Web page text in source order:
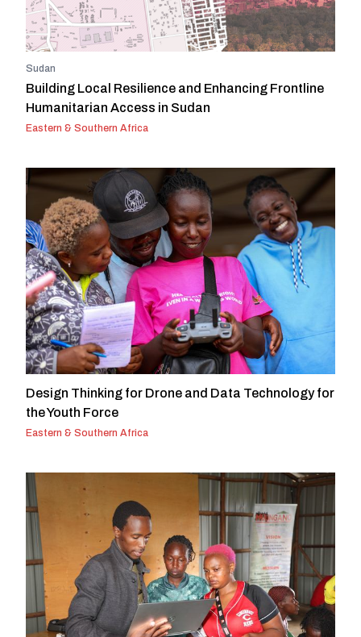
Sudan
Building Local Resilience and Enhancing Frontline
Humanitarian Access in Sudan
Eastern & Southern Africa
Design Thinking for Drone and Data Technology for
the Youth Force
Eastern & Southern Africa